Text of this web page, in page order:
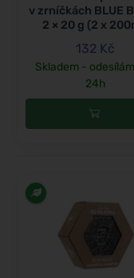
v zrníčkách BLUE
2 × 20 g (2 x
132 Kč
Skladem -
24h